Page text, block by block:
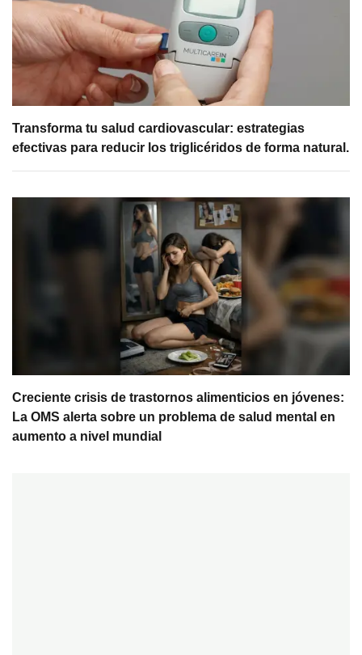
Transforma tu salud cardiovascular: estrategias
efectivas para reducir los triglicéridos de forma natural.
Creciente crisis de trastornos alimenticios en jóvenes:
La OMS alerta sobre un problema de salud mental en
aumento a nivel mundial